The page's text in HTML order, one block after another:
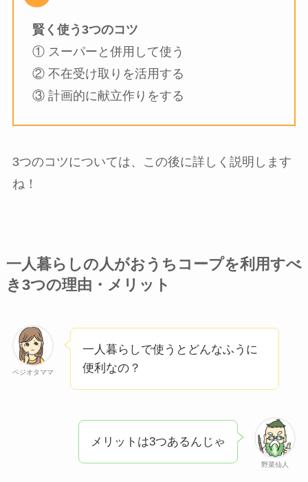
賢く使う3つのコツ
① スーパーと併用して使う
② 不在受け取りを活用する
③ 計画的に献立作りをする
3つのコツについては、この後に詳しく説明します
ね！
一人暮らしの人がおうちコープを利用すべ
き3つの理由・メリット
ベジオタママ
一人暮らしで使うとどんなふうに
便利なの？
野菜仙人
メリットは3つあるんじゃ